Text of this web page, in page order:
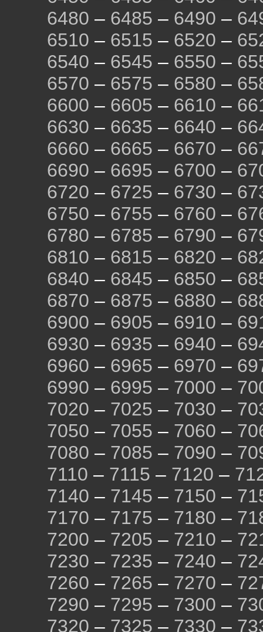
6480 – 6485 – 6490 –
6510 – 6515 – 6520 –
6540 – 6545 – 6550 –
6570 – 6575 – 6580 –
6600 – 6605 – 6610 –
6630 – 6635 – 6640 –
6660 – 6665 – 6670 –
6690 – 6695 – 6700 –
6720 – 6725 – 6730 –
6750 – 6755 – 6760 –
6780 – 6785 – 6790 –
6810 – 6815 – 6820 –
6840 – 6845 – 6850 –
6870 – 6875 – 6880 –
6900 – 6905 – 6910 –
6930 – 6935 – 6940 –
6960 – 6965 – 6970 –
6990 – 6995 – 7000 –
7020 – 7025 – 7030 –
7050 – 7055 – 7060 –
7080 – 7085 – 7090 –
7110 – 7115 – 7120 –
7140 – 7145 – 7150 –
7170 – 7175 – 7180 –
7200 – 7205 – 7210 –
7230 – 7235 – 7240 –
7260 – 7265 – 7270 –
7290 – 7295 – 7300 –
7320 – 7325 – 7330 –